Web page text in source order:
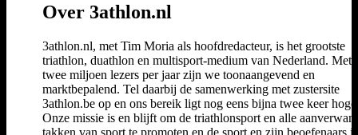
Over 3athlon.nl
3athlon.nl, met Tim Moria als hoofdredacteur, is het grootste
triathlon, duathlon en multisport-medium van Nederland. Met
twee miljoen lezers per jaar zijn we toonaangevend en
marktbepalend. Tel daarbij de samenwerking met zustersite
3athlon.be op en ons bereik ligt nog eens bijna twee keer
Onze missie is en blijft om de triathlonsport en alle
takken van sport te promoten en de sport en zijn beoefenaars